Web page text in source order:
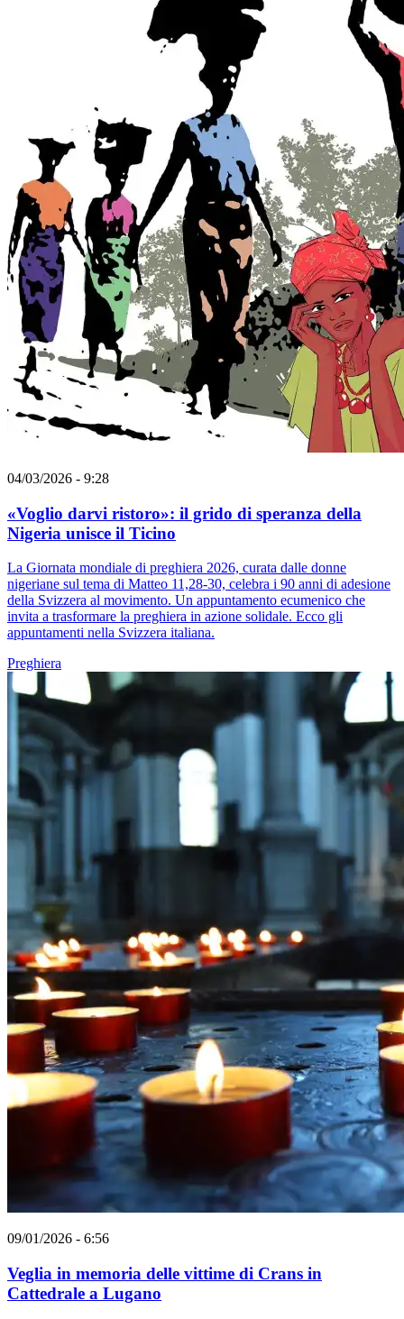
04/03/2026 - 9:28
«Voglio darvi ristoro»: il grido di speranza della
Nigeria unisce il Ticino
La Giornata mondiale di preghiera 2026, curata dalle donne
nigeriane sul tema di Matteo 11,28-30, celebra i 90 anni di adesione
della Svizzera al movimento. Un appuntamento ecumenico che
invita a trasformare la preghiera in azione solidale. Ecco gli
appuntamenti nella Svizzera italiana.
Preghiera
09/01/2026 - 6:56
Veglia in memoria delle vittime di Crans in
Cattedrale a Lugano